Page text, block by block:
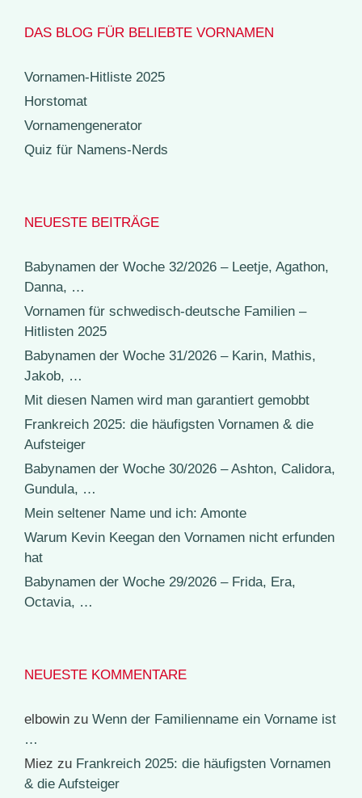
DAS BLOG FÜR BELIEBTE VORNAMEN
Vornamen-Hitliste 2025
Horstomat
Vornamengenerator
Quiz für Namens-Nerds
NEUESTE BEITRÄGE
Babynamen der Woche 32/2026 – Leetje, Agathon,
Danna, …
Vornamen für schwedisch-deutsche Familien –
Hitlisten 2025
Babynamen der Woche 31/2026 – Karin, Mathis,
Jakob, …
Mit diesen Namen wird man garantiert gemobbt
Frankreich 2025: die häufigsten Vornamen & die
Aufsteiger
Babynamen der Woche 30/2026 – Ashton, Calidora,
Gundula, …
Mein seltener Name und ich: Amonte
Warum Kevin Keegan den Vornamen nicht erfunden
hat
Babynamen der Woche 29/2026 – Frida, Era,
Octavia, …
NEUESTE KOMMENTARE
elbowin zu Wenn der Familienname ein Vorname ist
…
Miez zu Frankreich 2025: die häufigsten Vornamen
& die Aufsteiger